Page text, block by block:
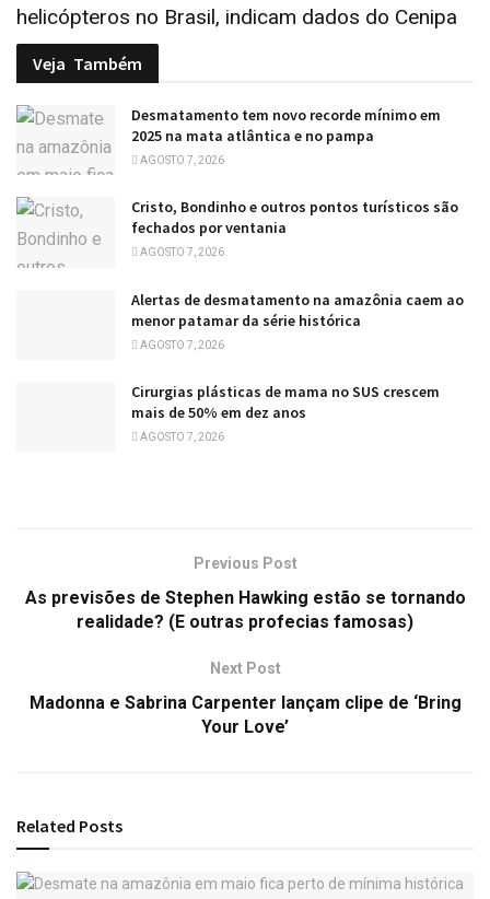
helicópteros no Brasil, indicam dados do Cenipa
Veja Também
Desmatamento tem novo recorde mínimo em
2025 na mata atlântica e no pampa
AGOSTO 7, 2026
Cristo, Bondinho e outros pontos turísticos são
fechados por ventania
AGOSTO 7, 2026
Alertas de desmatamento na amazônia caem ao
menor patamar da série histórica
AGOSTO 7, 2026
Cirurgias plásticas de mama no SUS crescem
mais de 50% em dez anos
AGOSTO 7, 2026
Previous Post
As previsões de Stephen Hawking estão se tornando
realidade? (E outras profecias famosas)
Next Post
Madonna e Sabrina Carpenter lançam clipe de ‘Bring
Your Love’
Related Posts